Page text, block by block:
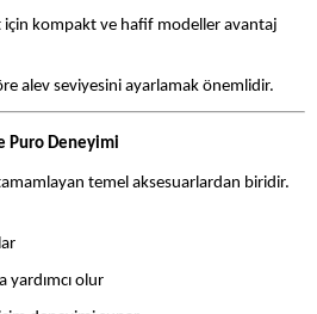
için kompakt ve hafif modeller avantaj
alev seviyesini ayarlamak önemlidir.
Puro Deneyimi
temel aksesuarlardan biridir.
yardımcı olur